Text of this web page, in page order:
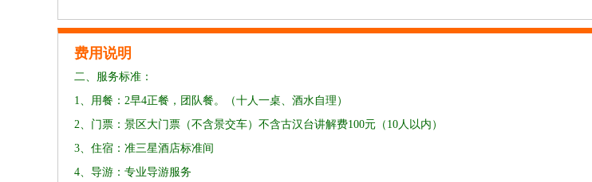
费用说明
二、服务标准：
1、用餐：2早4正餐，团队餐。（十人一桌、酒水自理）
2、门票：景区大门票（不含景交车）不含古汉台讲解费100元（10人以内）
3、住宿：准三星酒店标准间
4、导游：专业导游服务